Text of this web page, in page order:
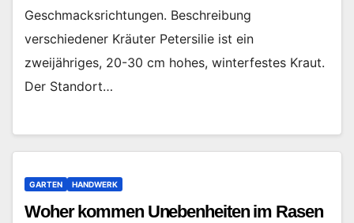
Geschmacksrichtungen. Beschreibung
verschiedener Kräuter Petersilie ist ein
zweijähriges, 20-30 cm hohes, winterfestes Kraut.
Der Standort…
GARTEN HANDWERK
Woher kommen Unebenheiten im Rasen